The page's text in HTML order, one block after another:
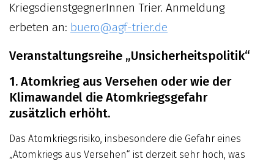
KriegsdienstgegnerInnen Trier. Anmeldung
erbeten an: buero@agf-trier.de
Veranstaltungsreihe „Unsicherheitspolitik“
1. Atomkrieg aus Versehen oder wie der
Klimawandel die Atomkriegsgefahr
zusätzlich erhöht.
Das Atomkriegsrisiko, insbesondere die Gefahr eines
„Atomkriegs aus Versehen“ ist derzeit sehr hoch, was